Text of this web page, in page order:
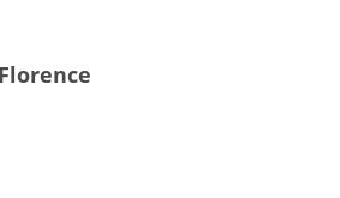
impacte positivement la
entreprise dans 93% des cas. «
avec lesquelles nos